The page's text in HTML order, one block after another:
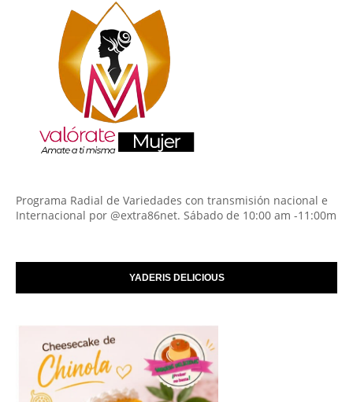
Programa Radial de Variedades con transmisión nacional e
Internacional por @extra86net. Sábado de 10:00 am -11:00m
YADERIS DELICIOUS